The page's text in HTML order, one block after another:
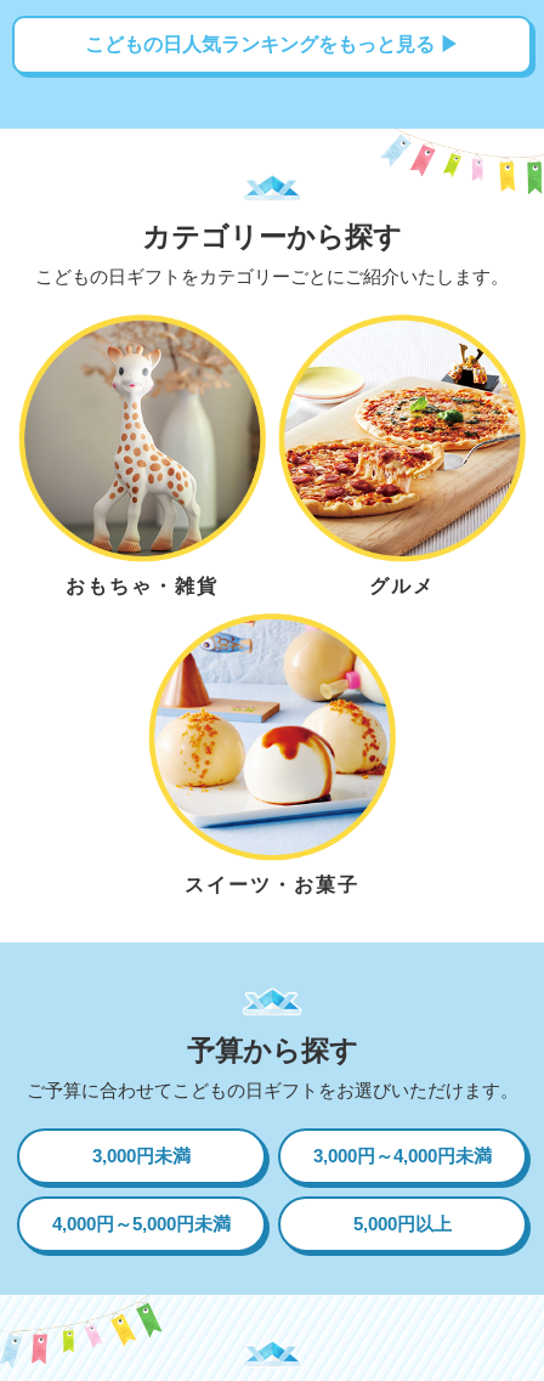
こどもの日人気ランキングをもっと見る ▶
カテゴリーから探す
こどもの日ギフトをカテゴリーごとにご紹介いたします。
おもちゃ・雑貨 グルメ
スイーツ・お菓子
予算から探す
ご予算に合わせてこどもの日ギフトをお選びいただけます。
3,000円未満 3,000円～4,000円未満
4,000円～5,000円未満 5,000円以上